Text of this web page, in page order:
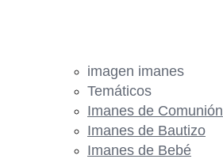
imagen imanes
Temáticos
Imanes de Comunión
Imanes de Bautizo
Imanes de Bebé